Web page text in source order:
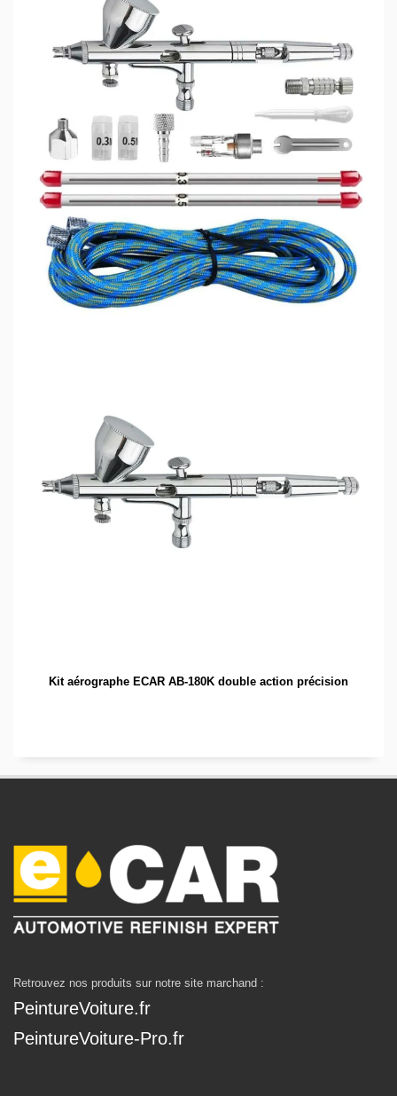
Kit aérographe ECAR AB-180K double action précision
Retrouvez nos produits sur notre site marchand :
PeintureVoiture.fr
PeintureVoiture-Pro.fr